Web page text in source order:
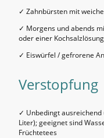
✓ Zahnbürsten mit
✓ Morgens und abends
oder einer
✓ Eiswürfel / gefrorene
Verstopfung
✓ Unbedingt
Liter); geeignet sind
Früchtetees